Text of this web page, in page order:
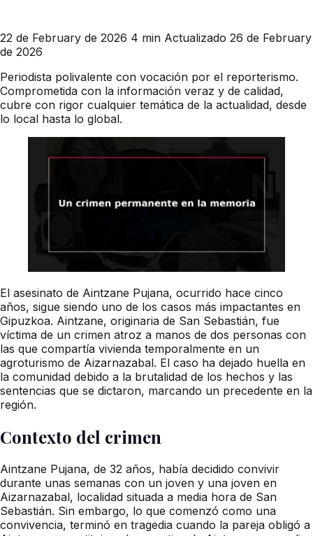
22 de February de 2026 4 min Actualizado 26 de February
de 2026
Periodista polivalente con vocación por el reporterismo.
Comprometida con la información veraz y de calidad,
cubre con rigor cualquier temática de la actualidad, desde
lo local hasta lo global.
El asesinato de Aintzane Pujana, ocurrido hace cinco
años, sigue siendo uno de los casos más impactantes en
Gipuzkoa. Aintzane, originaria de San Sebastián, fue
víctima de un crimen atroz a manos de dos personas con
las que compartía vivienda temporalmente en un
agroturismo de Aizarnazabal. El caso ha dejado huella en
la comunidad debido a la brutalidad de los hechos y las
sentencias que se dictaron, marcando un precedente en la
región.
Contexto del crimen
Aintzane Pujana, de 32 años, había decidido convivir
durante unas semanas con un joven y una joven en
Aizarnazabal, localidad situada a media hora de San
Sebastián. Sin embargo, lo que comenzó como una
convivencia, terminó en tragedia cuando la pareja obligó a